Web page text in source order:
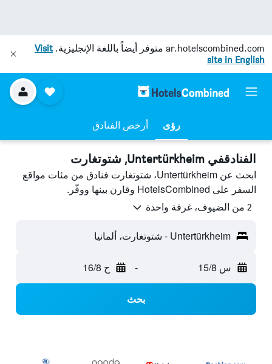
ar.hotelscombined.com متوفر أيضاً باللغة الإنجليزية.Visit
site in English
رؤى أرخص الفنادق
الفنادقفي Untertürkheim, شتوتغارت
ابحث عن Untertürkheim، شتوتغارت فنادق من مئات مواقع
السفر على HotelsCombined وقارن بينها ووفّر.
2 من الضيوف، غرفة واحدة
Untertürkheim - شتوتغارت، ألمانيا
س 15/8 - ح 16/8
بحث